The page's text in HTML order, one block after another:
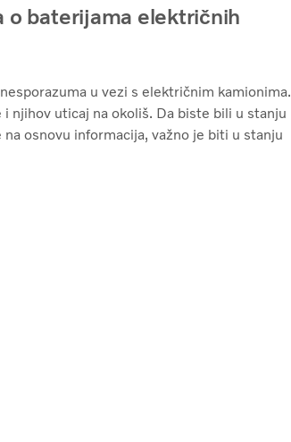
o baterijama električnih
u vezi s električnim kamionima.
njihov uticaj na okoliš. Da biste bili u stanju
osnovu informacija, važno je biti u stanju